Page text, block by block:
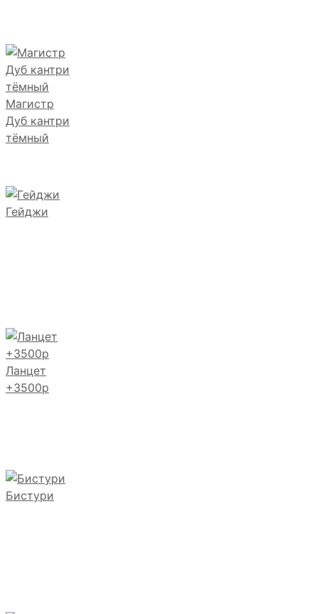
Магистр
Дуб кантри
тёмный
Гейджи
Ланцет
+3500р
Бистури